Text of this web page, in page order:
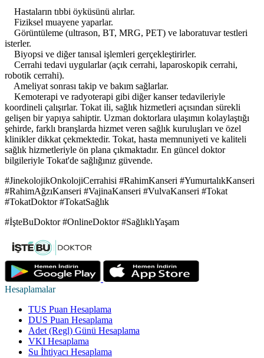
Hastaların tıbbi öyküsünü alırlar.
Fiziksel muayene yaparlar.
Görüntüleme (ultrason, BT, MRG, PET) ve laboratuvar testleri
isterler.
Biyopsi ve diğer tanısal işlemleri gerçekleştirirler.
Cerrahi tedavi uygularlar (açık cerrahi, laparoskopik cerrahi,
robotik cerrahi).
Ameliyat sonrası takip ve bakım sağlarlar.
Kemoterapi ve radyoterapi gibi diğer kanser tedavileriyle
koordineli çalışırlar. Tokat ili, sağlık hizmetleri açısından sürekli
gelişen bir yapıya sahiptir. Uzman doktorlara ulaşımın kolaylaştığı
şehirde, farklı branşlarda hizmet veren sağlık kuruluşları ve özel
klinikler dikkat çekmektedir. Tokat, hasta memnuniyeti ve kaliteli
sağlık hizmetleriyle ön plana çıkmaktadır. En güncel doktor
bilgileriyle Tokat'de sağlığınız güvende.
#JinekolojikOnkolojiCerrahisi #RahimKanseri #YumurtalıkKanseri
#RahimAğzıKanseri #VajinaKanseri #VulvaKanseri #Tokat
#TokatDoktor #TokatSağlık
#İşteBuDoktor #OnlineDoktor #SağlıklıYaşam
Hesaplamalar
TUS Puan Hesaplama
DUS Puan Hesaplama
Adet (Regl) Günü Hesaplama
VKI Hesaplama
Su İhtiyacı Hesaplama